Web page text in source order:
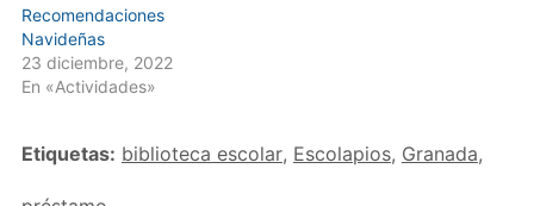
Recomendaciones
Navideñas
23 diciembre, 2022
En «Actividades»
Etiquetas: biblioteca escolar, Escolapios, Granada,